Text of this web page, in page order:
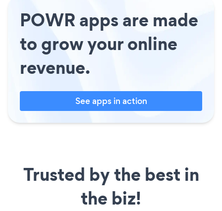
POWR apps are made
to grow your online
revenue.
See apps in action
Trusted by the best in
the biz!